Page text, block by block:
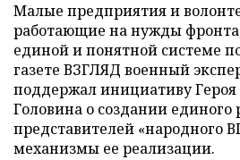
Малые предприятия и
работающие на нужды
единой и понятной системе
газете ВЗГЛЯД военный
поддержал инициативу Героя
Головина о создании единого
представителей «народного
механизмы ее реализации.